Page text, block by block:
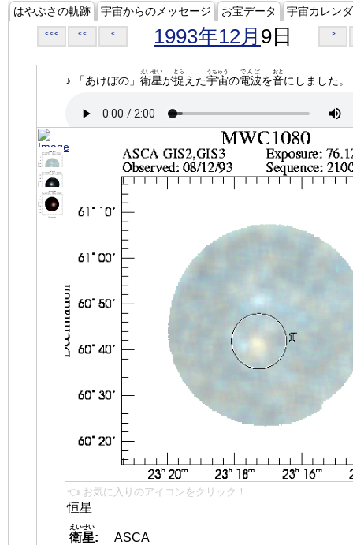
はやぶさの軌跡 宇宙からのメッセージ お宝データ 宇宙カレン
<<< << < 1993年12月 9日 >
♪ 「あけぼの」 衛星
えいせい
が捉
とら
えた宇宙
うちゅう
の電波
でんぱ
を音
おと
にしました。
👈 お気に入りのアイコンをクリック！
恒星
衛星
えいせい
:
ASCA